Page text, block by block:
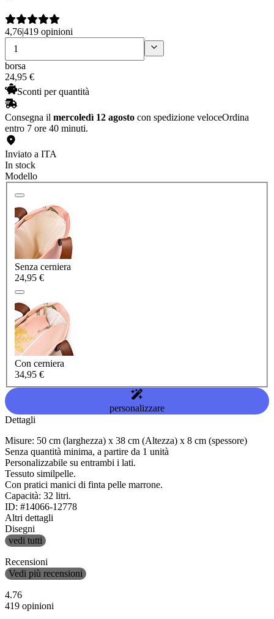
4,76|419 opinioni
borsa
24,95 €
Sconti per quantità
Consegna il mercoledì 12 agosto con spedizione veloceOrdina
entro 7 ore 40 minuti.
Inviato a ITA
In stock
Modello
Senza cerniera
24,95 €
Con cerniera
34,95 €
personalizzare
Dettagli
Misure: 50 cm (larghezza) x 38 cm (Altezza) x 8 cm (spessore)
Senza quantità minima, a partire da 1 unità
Personalizzabile su entrambi i lati.
Tessuto similpelle.
Con pratici manici di finta pelle marrone.
Capacità: 32 litri.
ID: #14066-12778
Altri dettagli
Disegni
vedi tutti
Recensioni
Vedi più recensioni
4.76
419 opinioni